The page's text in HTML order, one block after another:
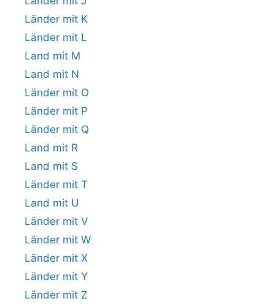
Länder mit K
Länder mit L
Land mit M
Land mit N
Länder mit O
Länder mit P
Länder mit Q
Land mit R
Land mit S
Länder mit T
Land mit U
Länder mit V
Länder mit W
Länder mit X
Länder mit Y
Länder mit Z